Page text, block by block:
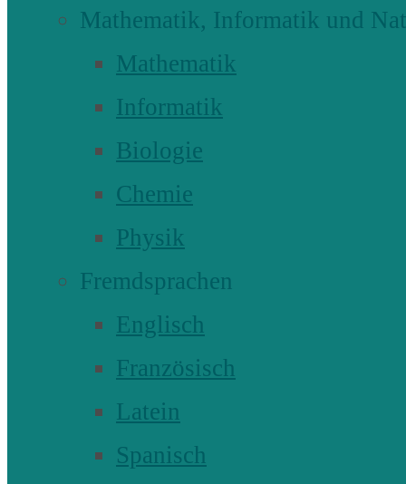
Mathematik, Informatik und
Mathematik
Informatik
Biologie
Chemie
Physik
Fremdsprachen
Englisch
Französisch
Latein
Spanisch